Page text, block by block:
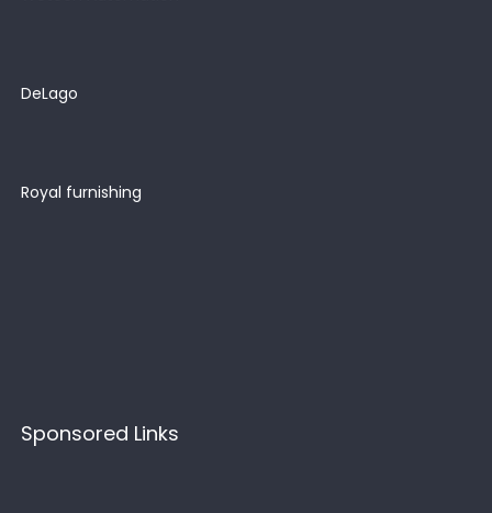
DeLago
Royal furnishing
Sponsored Links